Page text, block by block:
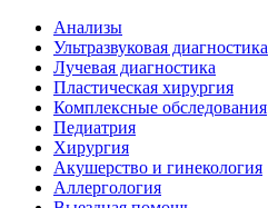
Анализы
Ультразвуковая диагностика
Лучевая диагностика
Пластическая хирургия
Комплексные обследования
Педиатрия
Хирургия
Акушерство и гинекология
Аллергология